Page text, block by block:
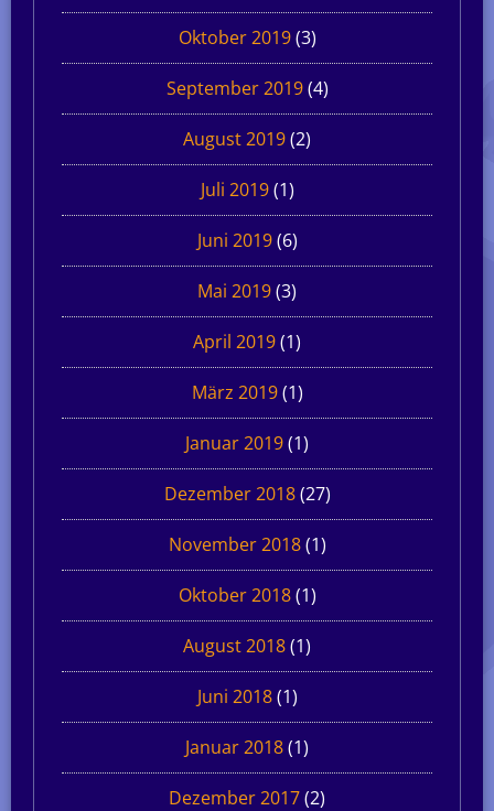
Oktober 2019(3)
September 2019(4)
August 2019(2)
Juli 2019(1)
Juni 2019(6)
Mai 2019(3)
April 2019(1)
März 2019(1)
Januar 2019(1)
Dezember 2018(27)
November 2018(1)
Oktober 2018(1)
August 2018(1)
Juni 2018(1)
Januar 2018(1)
Dezember 2017(2)